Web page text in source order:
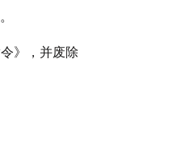
》，并废除